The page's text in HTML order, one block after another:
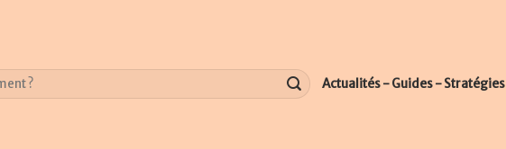
Actualités - Guides - Stratégies